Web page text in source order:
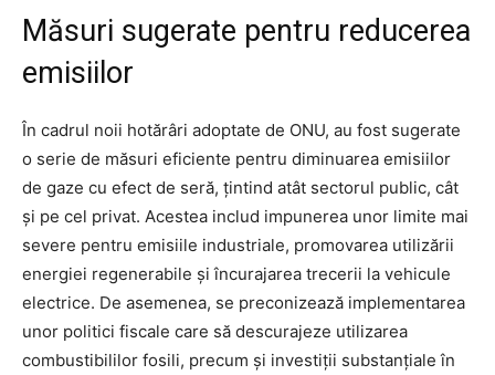
Măsuri sugerate pentru reducerea
emisiilor
În cadrul noii hotărâri adoptate de ONU, au fost sugerate
o serie de măsuri eficiente pentru diminuarea emisiilor
de gaze cu efect de seră, țintind atât sectorul public, cât
și pe cel privat. Acestea includ impunerea unor limite mai
severe pentru emisiile industriale, promovarea utilizării
energiei regenerabile și încurajarea trecerii la vehicule
electrice. De asemenea, se preconizează implementarea
unor politici fiscale care să descurajeze utilizarea
combustibililor fosili, precum și investiții substanțiale în